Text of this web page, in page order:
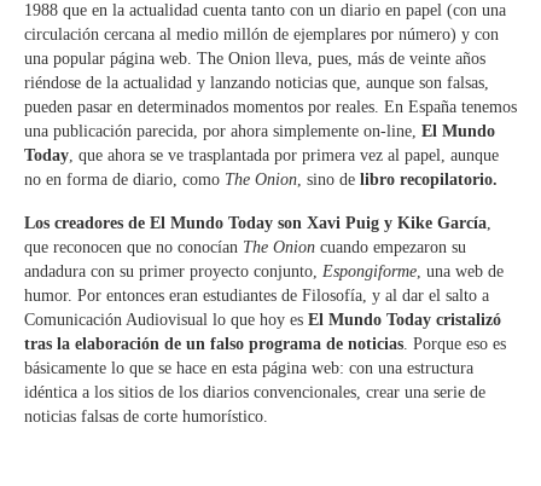
1988 que en la actualidad cuenta tanto con un diario en papel (con una
circulación cercana al medio millón de ejemplares por número) y con
una popular página web. The Onion lleva, pues, más de veinte años
riéndose de la actualidad y lanzando noticias que, aunque son falsas,
pueden pasar en determinados momentos por reales. En España tenemos
una publicación parecida, por ahora simplemente on-line, El Mundo
Today, que ahora se ve trasplantada por primera vez al papel, aunque
no en forma de diario, como The Onion, sino de libro recopilatorio.
Los creadores de El Mundo Today son Xavi Puig y Kike García,
que reconocen que no conocían The Onion cuando empezaron su
andadura con su primer proyecto conjunto, Espongiforme, una web de
humor. Por entonces eran estudiantes de Filosofía, y al dar el salto a
Comunicación Audiovisual lo que hoy es El Mundo Today cristalizó
tras la elaboración de un falso programa de noticias. Porque eso es
básicamente lo que se hace en esta página web: con una estructura
idéntica a los sitios de los diarios convencionales, crear una serie de
noticias falsas de corte humorístico.